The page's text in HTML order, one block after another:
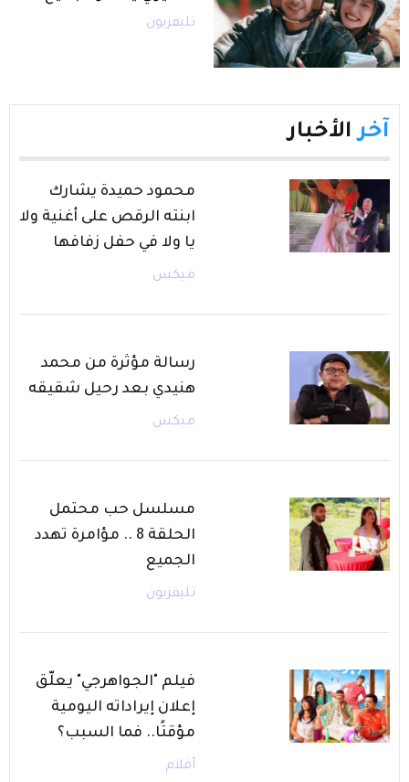
تليفزيون
آخر الأخبار
محمود حميدة يشارك
ابنته الرقص على أغنية ولا
يا ولا في حفل زفافها
ميكس
رسالة مؤثرة من محمد
هنيدي بعد رحيل شقيقه
ميكس
مسلسل حب محتمل
الحلقة 8 .. مؤامرة تهدد
الجميع
تليفزيون
فيلم "الجواهرجي" يعلّق
إعلان إيراداته اليومية
مؤقتًا.. فما السبب؟
أفلام